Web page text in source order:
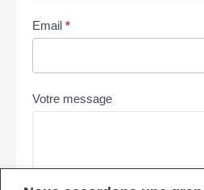
Email *
Votre message